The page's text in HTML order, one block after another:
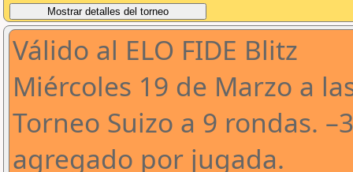
Válido al ELO FIDE Blitz
Miércoles 19 de Marzo a
Torneo Suizo a 9 rondas.
agregado por jugada.